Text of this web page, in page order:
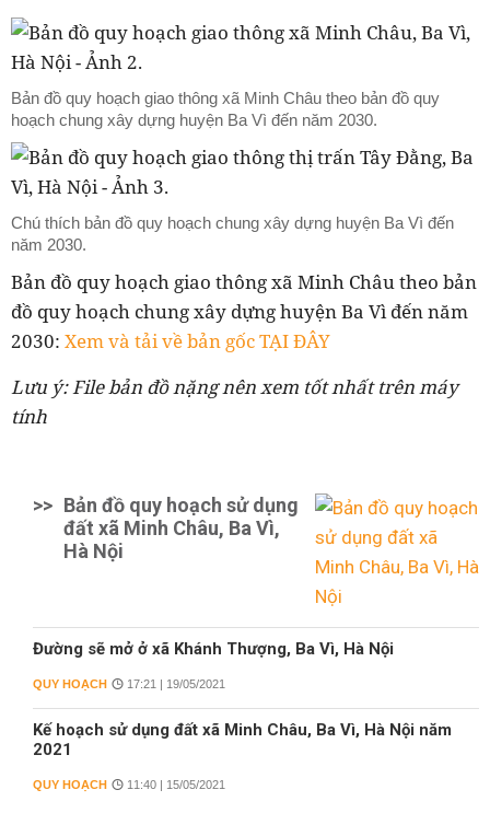
Bản đồ quy hoạch giao thông xã Minh Châu theo bản đồ quy
hoạch chung xây dựng huyện Ba Vì đến năm 2030.
Chú thích bản đồ quy hoạch chung xây dựng huyện Ba Vì đến
năm 2030.
Bản đồ quy hoạch giao thông xã Minh Châu theo bản
đồ quy hoạch chung xây dựng huyện Ba Vì đến năm
2030: Xem và tải về bản gốc TẠI ĐÂY
Lưu ý: File bản đồ nặng nên xem tốt nhất trên máy
tính
>> Bản đồ quy hoạch sử dụng
đất xã Minh Châu, Ba Vì,
Hà Nội
Đường sẽ mở ở xã Khánh Thượng, Ba Vì, Hà Nội
QUY HOẠCH 17:21 | 19/05/2021
Kế hoạch sử dụng đất xã Minh Châu, Ba Vì, Hà Nội năm
2021
QUY HOẠCH 11:40 | 15/05/2021